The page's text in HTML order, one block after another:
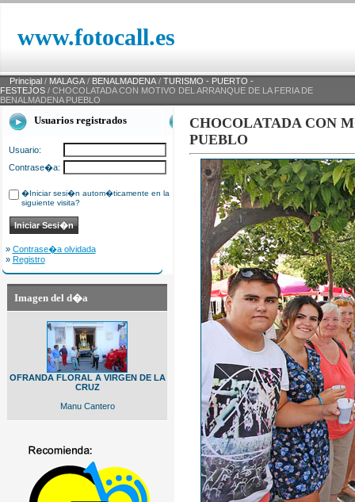
www.fotocall.es
Principal / MALAGA / BENALMADENA / TURISMO - PUERTO -
FESTEJOS / CHOCOLATADA CON MOTIVO DEL ARRANQUE DE LA FERIA DE
BENALMADENA PUEBLO
Usuarios registrados
Usuario:
Contrase�a:
�Iniciar sesi�n autom�ticamente en la
siguiente visita?
» Contrase�a olvidada
» Registro
Imagen del d�a
OFRANDA FLORAL A VIRGEN DE LA
CRUZ
Manu Cantero
CHOCOLATADA CON
PUEBLO